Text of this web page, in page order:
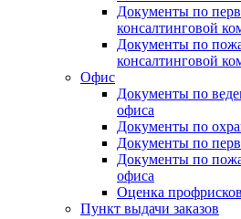
Документы по
консалтинговой
Документы по
консалтинговой
Офис
Документы по
офиса
Документы по
Документы по
Документы по
офиса
Оценка профрисков
Пункт выдачи заказов